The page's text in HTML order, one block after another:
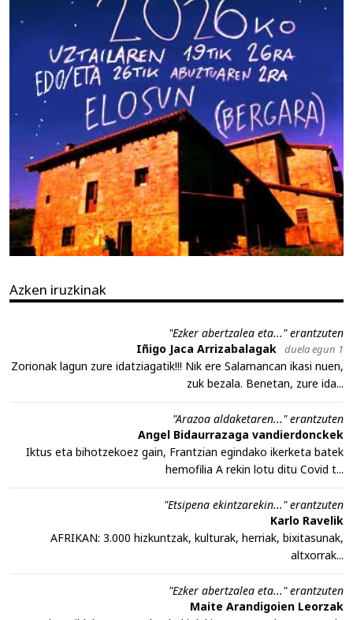
Azken iruzkinak
"Ezker abertzalea eta..." erantzuten
Iñigo Jaca Arrizabalagak duela egun 1
Zorionak lagun zure idatziagatik!!! Nik ere Salamancan ikasi nuen,
zuk bezala. Benetan, zure ida...
"Arazoa aldaketaren..." erantzuten
Angel Bidaurrazaga vandierdonckek
Iktus eta bihotzekoez gain, Frantzian egindako ikerketa batek
hemofilia A rekin lotu ditu Covid t...
"Etsipena ekintzarekin..." erantzuten
Karlo Ravelik
AFRIKAN: 3.000 hizkuntzak, kulturak, herriak, bixitasunak,
altxorrak...
"Ezker abertzalea eta..." erantzuten
Maite Arandigoien Leorzak